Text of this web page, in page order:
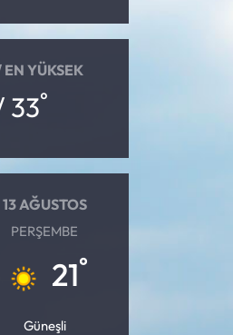
EN YÜKSEK
33°
13 AĞUSTOS
PERŞEMBE
21°
Güneşli